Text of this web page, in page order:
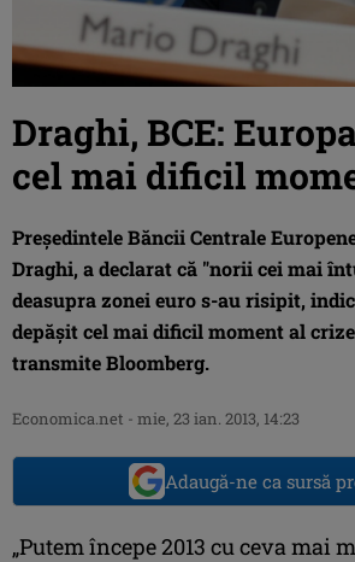
Draghi, BCE:
cel mai dificil
Preşedintele Băncii Centrale
Draghi, a declarat că "norii cei mai
deasupra zonei euro s-au risipit,
depăşit cel mai dificil moment al
transmite Bloomberg.
Economica.net - mie, 23 ian. 2013, 14:23
Adaugă-ne ca sursă
„Putem începe 2013 cu ceva mai